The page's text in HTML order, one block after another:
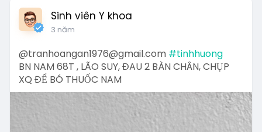
Sinh viên Y khoa
3 năm
@tranhoangan1976@gmail.com #tinhhuong
BN NAM 68T , LÃO SUY, ĐAU 2 BÀN CHÂN, CHỤP
XQ ĐỂ BÓ THUỐC NAM